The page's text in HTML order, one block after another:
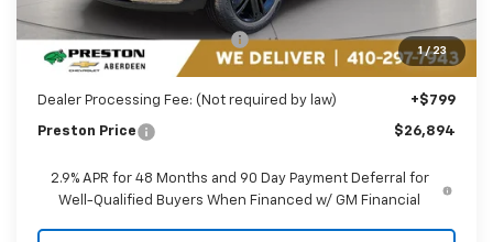
1 / 23
Price reduction below MSRP: -$1,895
You Save $1,895
Dealer Processing Fee: (Not required by law) +$799
Preston Price $26,894
2.9% APR for 48 Months and 90 Day Payment Deferral for
Well-Qualified Buyers When Financed w/ GM Financial